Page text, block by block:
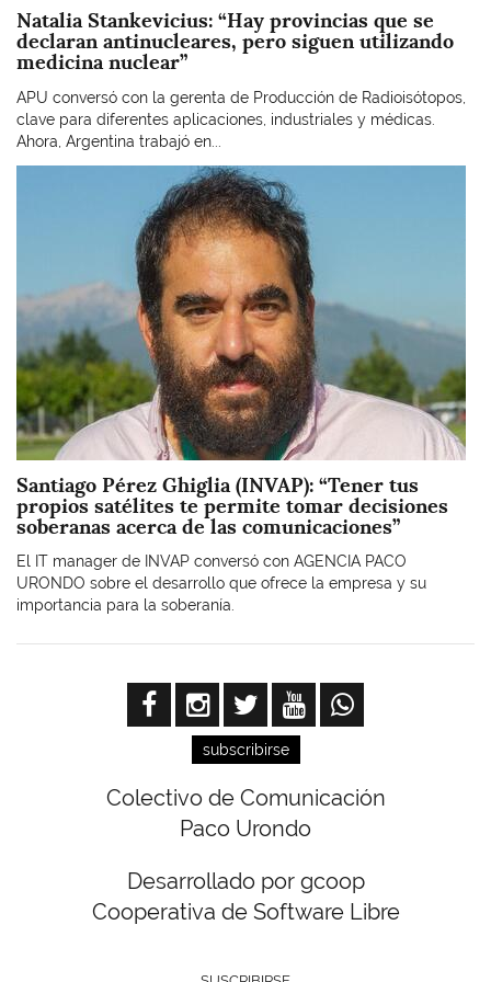
Natalia Stankevicius: “Hay provincias que se
declaran antinucleares, pero siguen utilizando
medicina nuclear”
APU conversó con la gerenta de Producción de Radioisótopos,
clave para diferentes aplicaciones, industriales y médicas.
Ahora, Argentina trabajó en...
Santiago Pérez Ghiglia (INVAP): “Tener tus
propios satélites te permite tomar decisiones
soberanas acerca de las comunicaciones”
El IT manager de INVAP conversó con AGENCIA PACO
URONDO sobre el desarrollo que ofrece la empresa y su
importancia para la soberanía.
subscribirse
Colectivo de Comunicación
Paco Urondo
Desarrollado por gcoop
Cooperativa de Software Libre